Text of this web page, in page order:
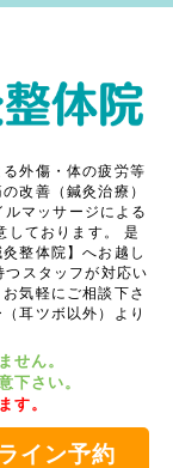
外傷・体の疲労等
改善（鍼灸治療）
マッサージによる
ております。
是
整体院】へお越し
つスタッフが対応い
気軽にご相談下さ
耳ツボ以外）より
せん。
下さい。
す。
イン予約